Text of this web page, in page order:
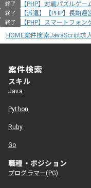
終了 【PHP】対戦パズルゲー
終了 【派遣】【PHP】長期
終了
【PHP】スマートフォ
HOME案件検索JavaScript求
案件検索
スキル
Java
Python
Ruby
Go
職種・ポジション
プログラマー(PG)